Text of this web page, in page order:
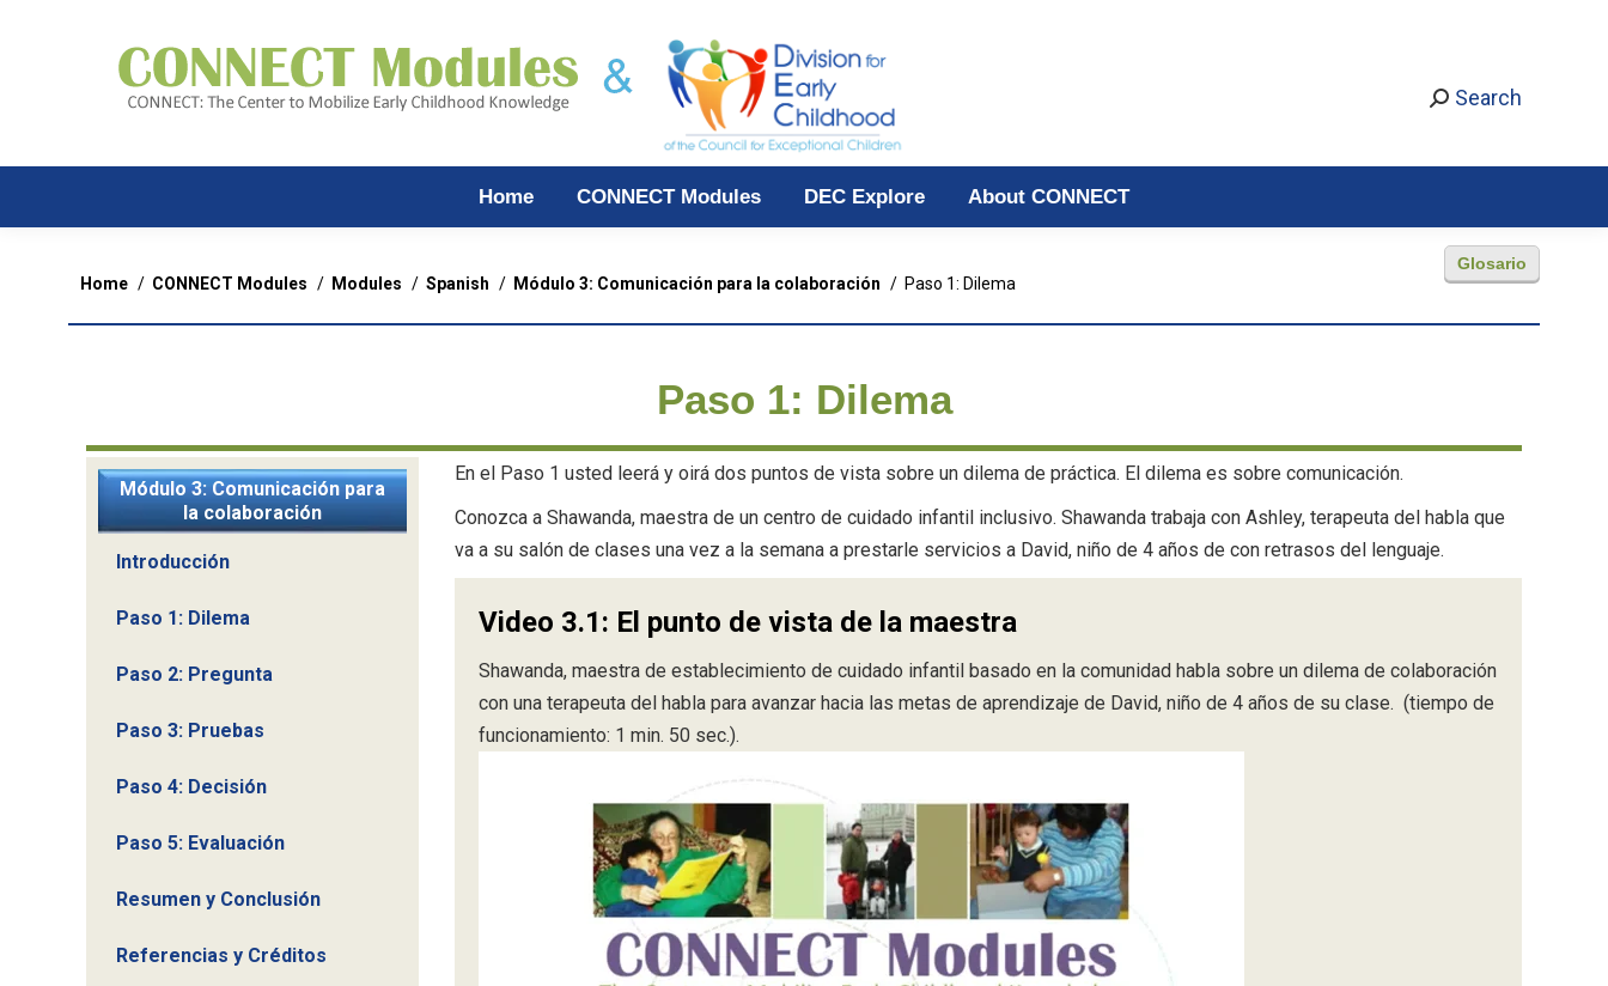
Search
Home CONNECT Modules DEC Explore About CONNECT
You are here:
Home CONNECT Modules Modules Spanish Módulo 3: Comunicación para la colaboración Paso 1: Dilema
Glosario
Paso 1: Dilema
Módulo 3: Comunicación para
la colaboración
Introducción
Paso 1: Dilema
Paso 2: Pregunta
Paso 3: Pruebas
Paso 4: Decisión
Paso 5: Evaluación
Resumen y Conclusión
Referencias y Créditos
En el Paso 1 usted leerá y oirá dos puntos de vista sobre un dilema de práctica. El dilema es sobre comunicación.
Conozca a Shawanda, maestra de un centro de cuidado infantil inclusivo. Shawanda trabaja con Ashley, terapeuta del habla que
va a su salón de clases una vez a la semana a prestarle servicios a David, niño de 4 años de con retrasos del lenguaje.
Video 3.1: El punto de vista de la maestra
Shawanda, maestra de establecimiento de cuidado infantil basado en la comunidad habla sobre un dilema de colaboración
con una terapeuta del habla para avanzar hacia las metas de aprendizaje de David, niño de 4 años de su clase. (tiempo de
funcionamiento: 1 min. 50 sec.).